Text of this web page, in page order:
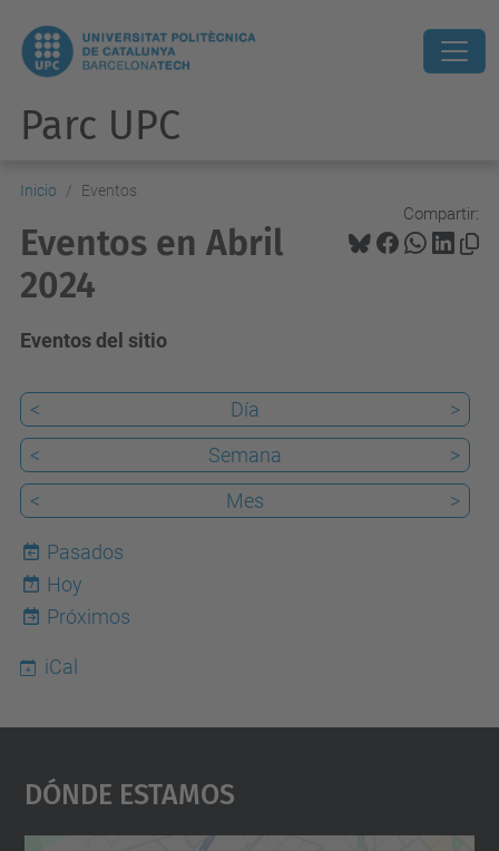
Parc UPC
Inicio Eventos
Compartir:
Eventos en Abril
2024
Eventos del sitio
< Día
>
<
Semana
>
<
Mes >
Pasados
7
Hoy
Próximos
iCal
Dónde Estamos